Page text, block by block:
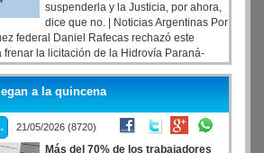
suspenderla y la Justicia, por ahora,
dice que no. | Noticias Argentinas Por
federal Daniel Rafecas rechazó este
la licitación de la Hidrovía Paraná-
después de que Reuters revelara que el
Brian Mast, presidente del Comité de
de la Cámara de Representantes de Estados
Trump, había enviado una carta al
Rubio alertando sobre una "influencia
por el contrato.
a la quincena
21/05/2026 (8720)
Más del 70% de los trabajadores